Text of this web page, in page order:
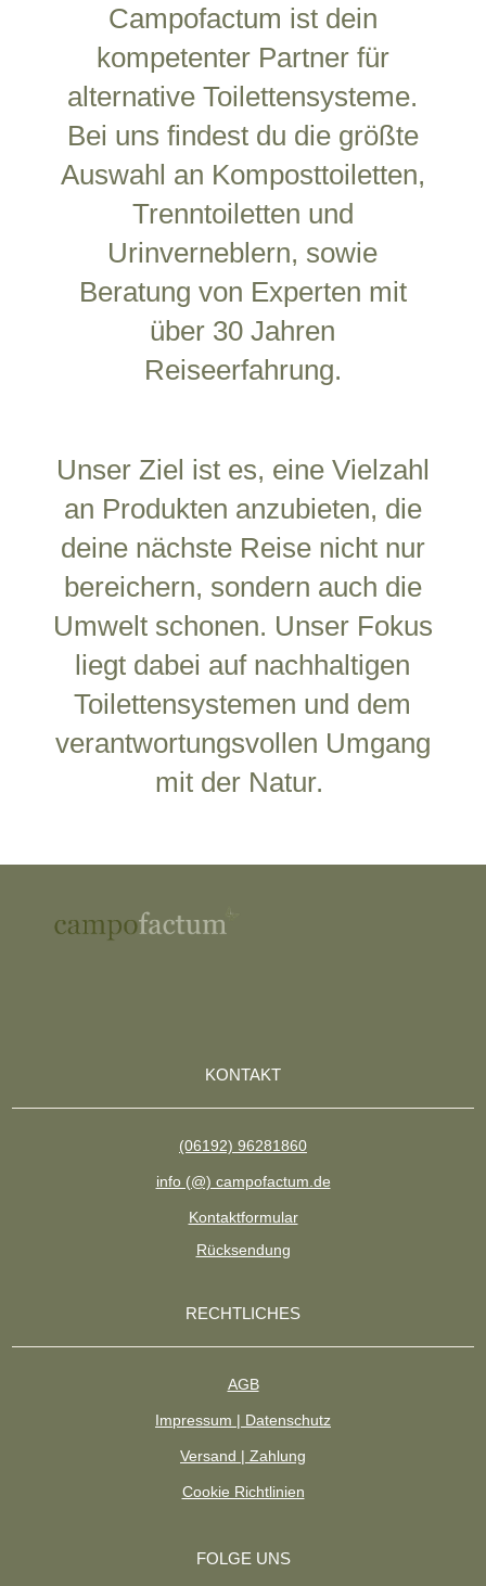
Campofactum ist dein
kompetenter Partner für
alternative Toilettensysteme.
Bei uns findest du die größte
Auswahl an Komposttoiletten,
Trenntoiletten und
Urinverneblern, sowie
Beratung von Experten mit
über 30 Jahren
Reiseerfahrung.
Unser Ziel ist es, eine Vielzahl
an Produkten anzubieten, die
deine nächste Reise nicht nur
bereichern, sondern auch die
Umwelt schonen. Unser Fokus
liegt dabei auf nachhaltigen
Toilettensystemen und dem
verantwortungsvollen Umgang
mit der Natur.
KONTAKT
(06192) 96281860
info (@) campofactum.de
Kontaktformular
Rücksendung
RECHTLICHES
AGB
Impressum | Datenschutz
Versand | Zahlung
Cookie Richtlinien
FOLGE UNS